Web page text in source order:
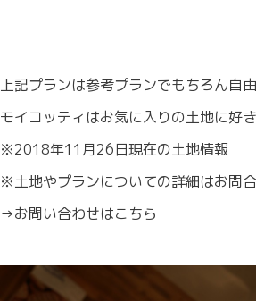
上記プランは参考プランでもちろん自
モイコッティはお気に入りの土地に好
※2018年11月26日現在の土地情報
※土地やプランについての詳細はお問合
→お問い合わせはこちら